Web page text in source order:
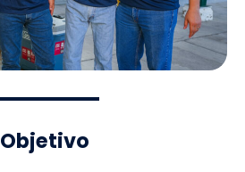
Objetivo